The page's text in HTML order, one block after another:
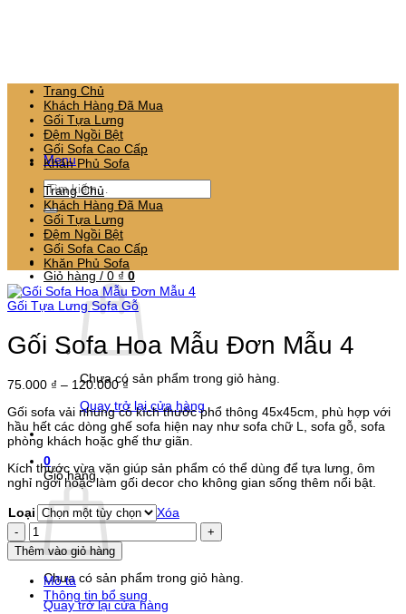
Menu
Tìm
kiếm:
Giỏ hàng / 0 ₫ 0
Chưa có sản phẩm trong giỏ hàng.
Quay trở lại cửa hàng
0
Giỏ hàng
Chưa có sản phẩm trong giỏ hàng.
Quay trở lại cửa hàng
Trang Chủ
Khách Hàng Đã Mua
Gối Tựa Lưng
Đệm Ngồi Bệt
Gối Sofa Cao Cấp
Khăn Phủ Sofa
Trang Chủ
Khách Hàng Đã Mua
Gối Tựa Lưng
Đệm Ngồi Bệt
Gối Sofa Cao Cấp
Khăn Phủ Sofa
Gối Tựa Lưng Sofa Gỗ
Gối Sofa Hoa Mẫu Đơn Mẫu 4
75.000 ₫ – 120.000₫Khoảng
giá:
từ
75.000 ₫
đến
Gối sofa vải nhung có kích thước phổ thông 45x45cm, phù hợp với
hầu hết các dòng ghế sofa hiện nay như sofa chữ L, sofa gỗ, sofa
phòng khách hoặc ghế thư giãn.
Kích thước vừa vặn giúp sản phẩm có thể dùng để tựa lưng, ôm
nghỉ ngơi hoặc làm gối decor cho không gian sống thêm nổi bật.
Loại
Xóa
Gối
Sofa
Hoa
Mẫu
Đơn
Mẫu
Thêm vào giỏ hàng
Mô tả
Thông tin bổ sung